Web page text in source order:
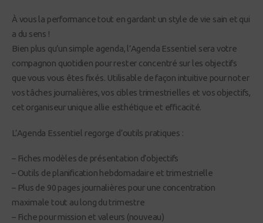
À vous la performance tout en gardant un style de vie sain et qui
a du sens !
Bien plus qu’un simple agenda, l’Agenda Essentiel sera votre
compagnon quotidien pour rester concentré sur les objectifs
que vous vous êtes fixés. Utilisable de façon intuitive pour noter
vos tâches journalières, vos cibles trimestrielles et vos objectifs,
cet organiseur unique allie esthétique et efficacité.
L’Agenda Essentiel regorge d’outils pratiques :
– Fiches modèles de présentation d’objectifs
– Outils de planification hebdomadaire et trimestrielle
– Plus de 90 pages journalières pour une concentration
maximale tout au long du trimestre
– Fiche pour mission et valeurs (nouveau)